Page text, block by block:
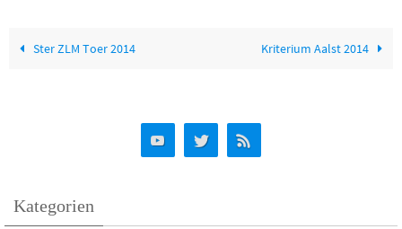
Ster ZLM Toer 2014 Kriterium Aalst 2014
Kategorien